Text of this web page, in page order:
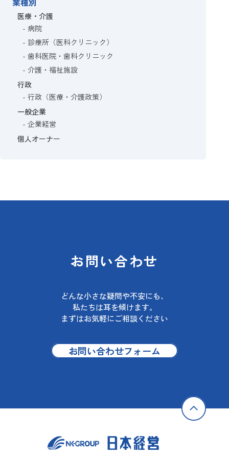
医療・介護
病院
診療所（医科クリニック）
歯科医院・歯科クリニック
介護・福祉施設
行政
行政（医療・介護政策）
一般企業
企業経営
個人オーナー
お問い合わせ
どんな小さな疑問や不安にも、
私たちは耳を傾けます。
まずはお気軽にご相談ください
お問い合わせフォーム